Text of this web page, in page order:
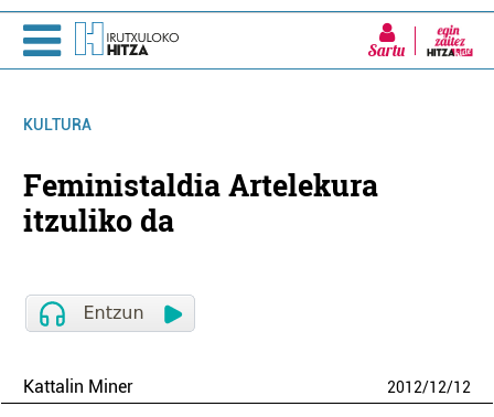
Sartu
KULTURA
Feministaldia Artelekura
itzuliko da
Kattalin Miner 2012/12/12